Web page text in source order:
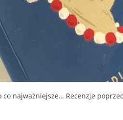
co najważniejsze… Recenzje